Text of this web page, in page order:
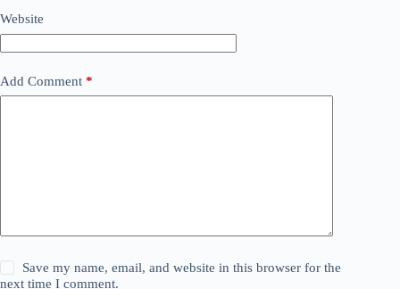
Website
Add Comment *
Save my name, email, and website in this browser for the
next time I comment.